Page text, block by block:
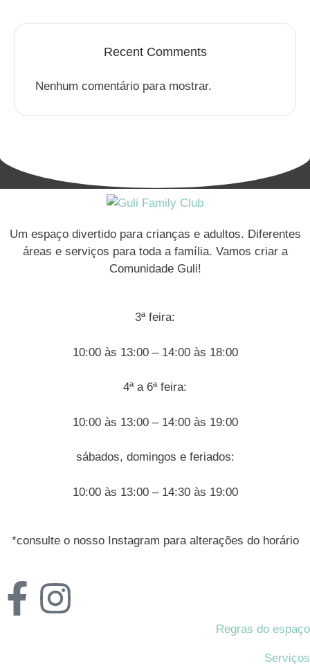
Recent Comments
Nenhum comentário para mostrar.
Um espaço divertido para crianças e adultos. Diferentes
áreas e serviços para toda a família. Vamos criar a
Comunidade Guli!
3ª feira:
10:00 às 13:00 – 14:00 às 18:00
4ª a 6ª feira:
10:00 às 13:00 – 14:00 às 19:00
sábados, domingos e feriados:
10:00 às 13:00 – 14:30 às 19:00
*consulte o nosso Instagram para alterações do horário
Regras do espaço
Serviços